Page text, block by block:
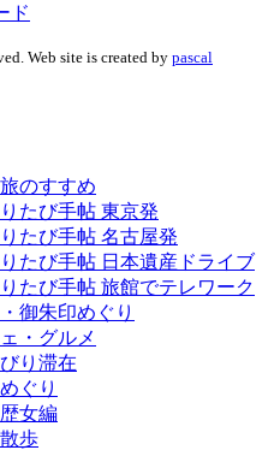
ド
Web site is created by pascal
のすすめ
たび手帖 東京発
たび手帖 名古屋発
たび手帖 日本遺産ドライブ
たび手帖 旅館でテレワーク
御朱印めぐり
・グルメ
り滞在
ぐり
女編
歩